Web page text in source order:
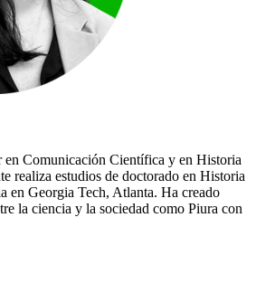
en Comunicación Científica y en Historia
realiza estudios de doctorado en Historia
en Georgia Tech, Atlanta. Ha creado
la ciencia y la sociedad como Piura con